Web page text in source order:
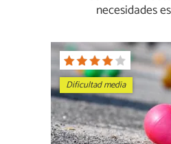
necesidades
Dificultad media